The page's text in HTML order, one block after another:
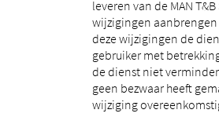
leveren van de MAN
wijzigingen
deze wijzigingen de
gebruiker met
de dienst niet
geen bezwaar heeft
wijziging